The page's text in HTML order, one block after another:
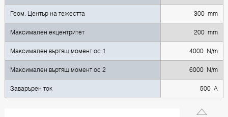
Геом. Център на тежестта 300 mm
Максимален екцентритет 200 mm
Максимален въртящ момент ос 1 4000 N/m
Максимален въртящ момент ос 2 6000 N/m
Заварърен ток 500 A